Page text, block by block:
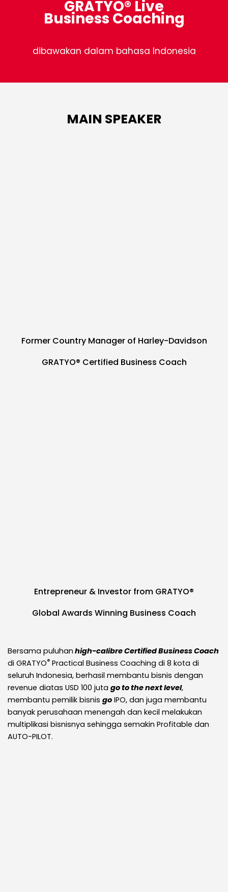
GRATYO® Live
Business Coaching
dibawakan dalam bahasa Indonesia​
MAIN SPEAKER
Former Country Manager of Harley-Davidson
GRATYO® Certified Business Coach
Entrepreneur & Investor from GRATYO®
Global Awards Winning Business Coach
Bersama puluhan high-calibre Certified Business Coach
di GRATYO® Practical Business Coaching di 8 kota di
seluruh Indonesia, berhasil membantu bisnis dengan
revenue diatas USD 100 juta go to the next level,
membantu pemilik bisnis go IPO, dan juga membantu
banyak perusahaan menengah dan kecil melakukan
multiplikasi bisnisnya sehingga semakin Profitable dan
AUTO-PILOT. ​